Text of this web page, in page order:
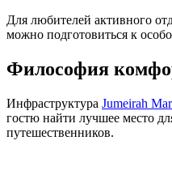
Для любителей активного
можно подготовиться к
Философия
Инфраструктура Jumeirah
гостю найти лучшее место
путешественников.